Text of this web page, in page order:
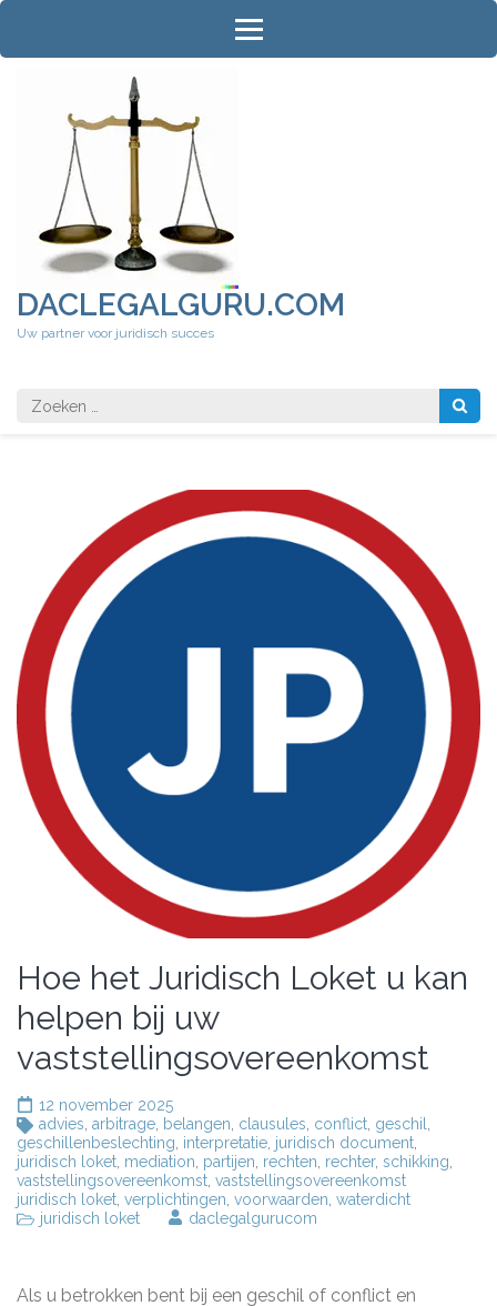
Ga
inhoud
DACLEGALGURU.COM
Uw partner voor juridisch succes
Zoeken
naar:
Hoe het Juridisch Loket u kan
helpen bij uw
vaststellingsovereenkomst
12 november 2025
advies arbitrage belangen clausules conflict geschil
geschillenbeslechting interpretatie juridisch document
juridisch loket mediation partijen rechten rechter, schikking
vaststellingsovereenkomst vaststellingsovereenkomst
juridisch loket verplichtingen voorwaarden waterdicht
juridisch loket
daclegalgurucom
Als u betrokken bent bij een geschil of conflict en